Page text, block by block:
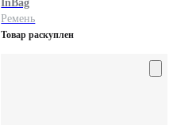
InBag
Ремень
Товар раскуплен